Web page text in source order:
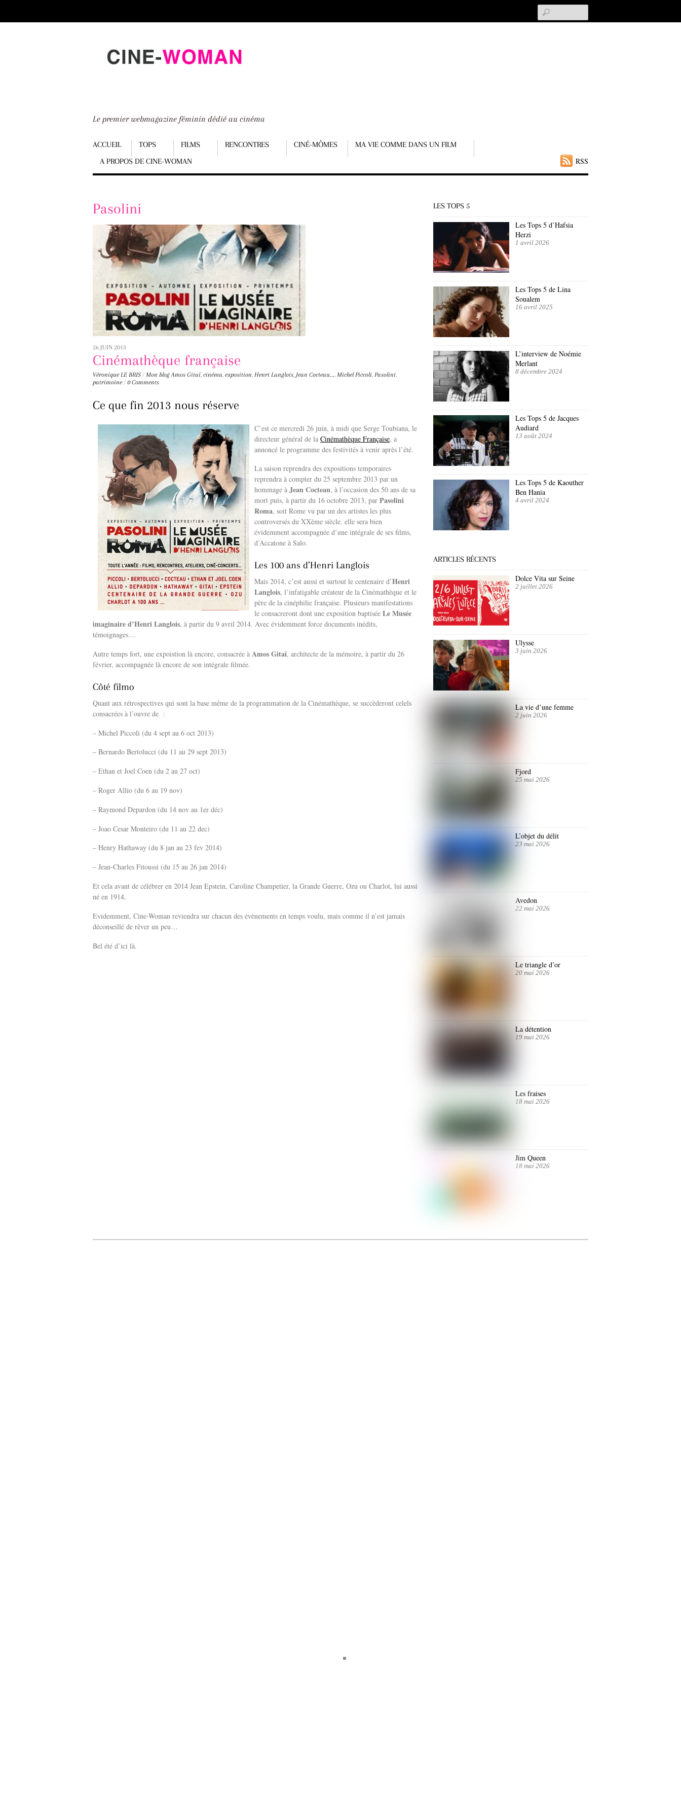
down
Le premier webmagazine féminin dédié au cinéma
RSS
Menu
ACCUEIL TOPS FILMS RENCONTRES CINÉ-MÔMES
MA VIE COMME DANS UN FILM
A PROPOS DE CINE-WOMAN
Scroll
content
Pasolini
26 JUIN 2013
Cinémathèque française
Véronique LE BRIS / Mon blog Amos Gitaï, cinéma, exposition, Henri Langlois, Jean Cocteau..., Michel Piccoli, Pasolini,
patrimoine / 0 Comments
Ce que fin 2013 nous réserve
C’est ce mercredi 26 juin, à midi que Serge Toubiana, le
directeur général de la Cinémathèque Française, a
annoncé le programme des festivités à venir après l’été.
La saison reprendra des expositions temporaires
reprendra à compter du 25 septembre 2013 par un
hommage à Jean Cocteau, à l’occasion des 50 ans de sa
mort puis, à partir du 16 octobre 2013, par Pasolini
Roma, soit Rome vu par un des artistes les plus
controversés du XXème siècle. elle sera bien
évidemment accompagnée d’une intégrale de ses films,
d’Accatone à Salo.
Les 100 ans d’Henri Langlois
Mais 2014, c’est aussi et surtout le centenaire d’Henri
Langlois, l’infatigable créateur de la Cinémathèque et le
père de la cinéphilie française. Plusieurs manifestations
le consacreront dont une exposition baptisée Le Musée
imaginaire d’Henri Langlois, à partir du 9 avril 2014. Avec évidemment force documents inédits,
témoignages…
Autre temps fort, une expoistion là encore, consacrée à Amos Gitaï, architecte de la mémoire, à partir du 26
février, accompagnée là encore de son intégrale filmée.
Côté filmo
Quant aux rétrospectives qui sont la base même de la programmation de la Cinémathèque, se succèderont celels
consacrées à l’ouvre de :
– Michel Piccoli (du 4 sept au 6 oct 2013)
– Bernardo Bertolucci (du 11 au 29 sept 2013)
– Ethan et Joel Coen (du 2 au 27 oct)
– Roger Allio (du 6 au 19 nov)
– Raymond Depardon (du 14 nov au 1er déc)
– Joao Cesar Monteiro (du 11 au 22 dec)
– Henry Hathaway (du 8 jan au 23 fev 2014)
– Jean-Charles Fitoussi (du 15 au 26 jan 2014)
Et cela avant de célébrer en 2014 Jean Epstein, Caroline Champetier, la Grande Guerre, Ozu ou Charlot, lui aussi
né en 1914.
Evidemment, Cine-Woman reviendra sur chacun des évènements en temps voulu, mais comme il n’est jamais
déconseillé de rêver un peu…
Bel été d’ici là.
LES TOPS 5
Les Tops 5 d’Hafsia
Herzi
1 avril 2026
Les Tops 5 de Lina
Soualem
16 avril 2025
L’interview de Noémie
Merlant
8 décembre 2024
Les Tops 5 de Jacques
Audiard
13 août 2024
Les Tops 5 de Kaouther
Ben Hania
4 avril 2024
ARTICLES RÉCENTS
Dolce Vita sur Seine
2 juillet 2026
Ulysse
3 juin 2026
La vie d’une femme
2 juin 2026
Fjord
25 mai 2026
L’objet du délit
23 mai 2026
Avedon
22 mai 2026
Le triangle d’or
20 mai 2026
La détention
19 mai 2026
Les fraises
18 mai 2026
Jim Queen
18 mai 2026